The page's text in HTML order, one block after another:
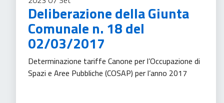
Deliberazione della Giunta
Comunale n. 18 del
02/03/2017
Determinazione tariffe Canone per l’Occupazione di
Spazi e Aree Pubbliche (COSAP) per l’anno 2017